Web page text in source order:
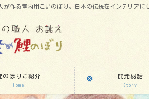
が作る室内用こいのぼり。日本の伝統をインテリアに
のぼりご紹介
Home
開発秘話
Story